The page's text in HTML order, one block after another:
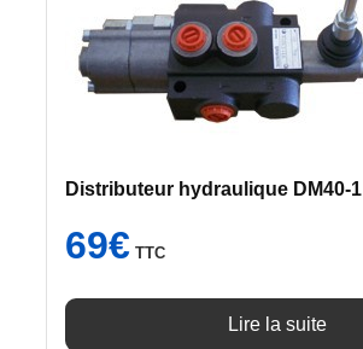
Distributeur hydraulique DM40-1
69€ TTC
Lire la suite